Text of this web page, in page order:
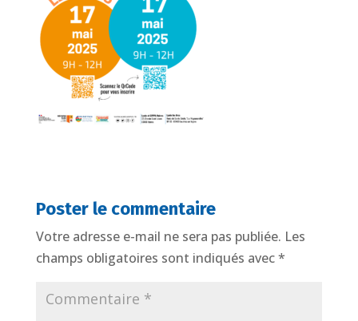
Poster le commentaire
Votre adresse e-mail ne sera pas publiée. Les
champs obligatoires sont indiqués avec*